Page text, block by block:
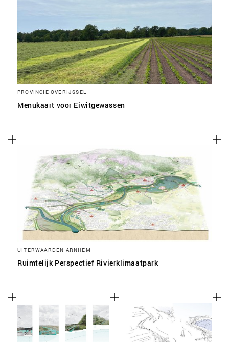
PROVINCIE OVERIJSSEL
Menukaart voor Eiwitgewassen
UITERWAARDEN ARNHEM
Ruimtelijk Perspectief Rivierklimaatpark